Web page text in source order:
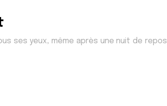
ses yeux, même après une nuit de repos